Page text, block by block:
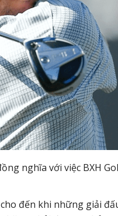
nghĩa với việc BXH
đến khi những giải